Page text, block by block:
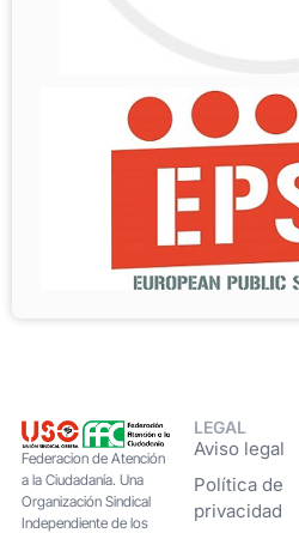
Federacion de Atención
a la Ciudadanía. Una
Organización Sindical
Independiente de los
LEGAL
Aviso legal
Política de
privacidad